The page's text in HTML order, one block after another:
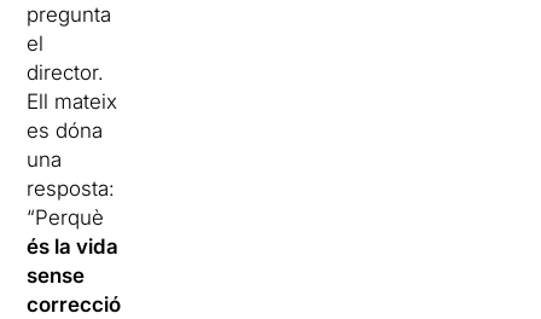
pregunta
el
director.
Ell mateix
es dóna
una
resposta:
“Perquè
és la vida
sense
correcció